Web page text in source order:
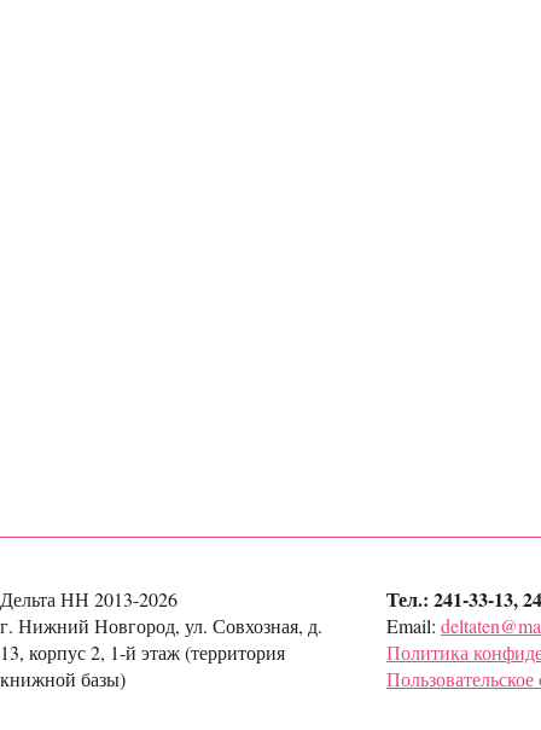
Дельта НН 2013-2026
г. Нижний Новгород, ул. Совхозная, д.
13, корпус 2, 1-й этаж (территория
книжной базы)
Тел.: 241-33-13,
Email:
Политика